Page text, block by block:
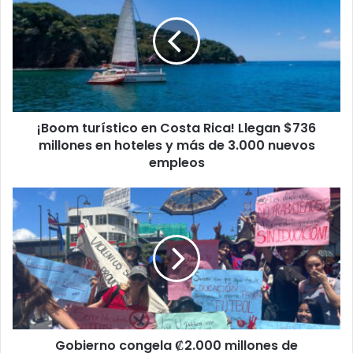
en
Costa
Rica!
Llegan
$736
millones
en
hoteles
3.000
nuevos
empleos
¡Boom turístico en Costa Rica! Llegan $736
millones en hoteles y más de 3.000 nuevos
empleos
Gobierno
congela
₡2.000
millones
de
universidades
y
la
UNA
Gobierno congela ₡2.000 millones de